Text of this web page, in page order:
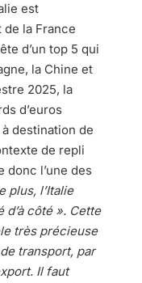
est
la France
d’un top 5 qui
la Chine et
2025, la
d’euros
destination de
de repli
donc l’une des
plus, l’Italie
côté ». Cette
très précieuse
transport, par
Il faut